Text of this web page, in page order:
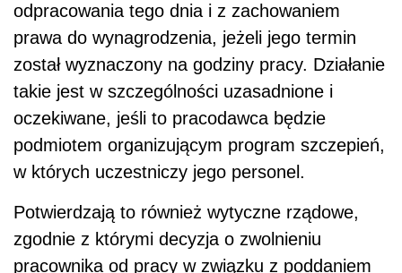
odpracowania tego dnia i z zachowaniem
prawa do wynagrodzenia, jeżeli jego termin
został wyznaczony na godziny pracy. Działanie
takie jest w szczególności uzasadnione i
oczekiwane, jeśli to pracodawca będzie
podmiotem organizującym program szczepień,
w których uczestniczy jego personel.
Potwierdzają to również wytyczne rządowe,
zgodnie z którymi decyzja o zwolnieniu
pracownika od pracy w związku z poddaniem